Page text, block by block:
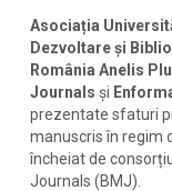
Asociația
Dezvoltare și
România Anelis
Journals și
prezentate sfaturi
manuscris în regim
încheiat de
Journals (BMJ).